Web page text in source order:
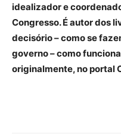
idealizador e
Congresso. É autor dos
decisório – como se
governo – como
originalmente, no portal